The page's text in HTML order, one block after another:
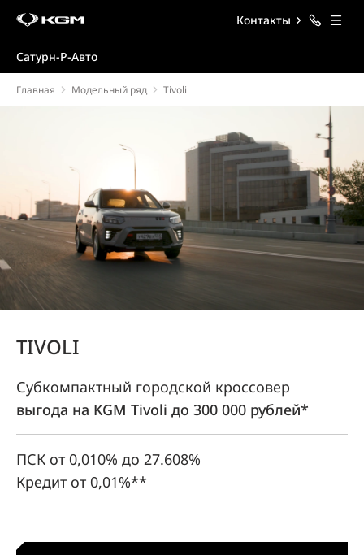
Сатурн-Р-Авто
Контакты
Главная Модельный ряд Tivoli
TIVOLI
Субкомпактный городской кроссовер
выгода на KGM Tivoli до 300 000 рублей*
ПСК от 0,010% до 27.608%
Кредит от 0,01%**